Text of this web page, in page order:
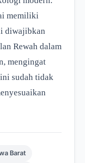
memiliki
diwajibkan
Rewah dalam
mengingat
sudah tidak
Barat